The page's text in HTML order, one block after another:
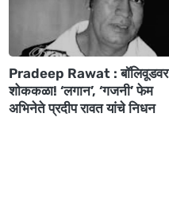
Pradeep Rawat : बॉलिवूडवर
शोककळा! ‘लगान’, ‘गजनी’ फेम
अभिनेते प्रदीप रावत यांचे निधन